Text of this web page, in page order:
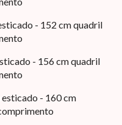
- 152 cm quadril
- 156 cm quadril
- 160 cm